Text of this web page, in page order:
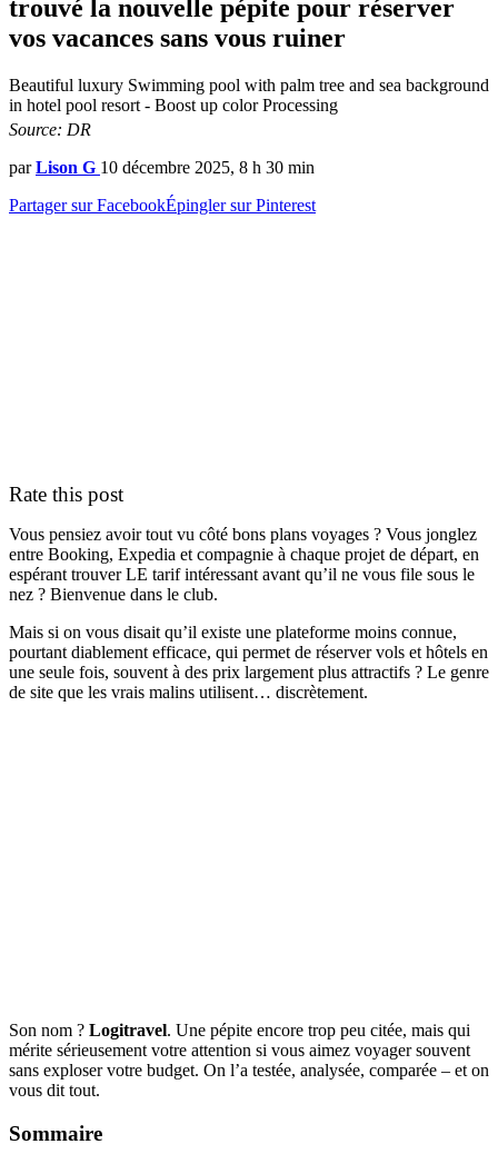
trouvé la nouvelle pépite pour réserver
vos vacances sans vous ruiner
Beautiful luxury Swimming pool with palm tree and sea background
in hotel pool resort - Boost up color Processing
Source: DR
par Lison G 10 décembre 2025, 8 h 30 min
Partager sur FacebookÉpingler sur Pinterest
Rate this post
Vous pensiez avoir tout vu côté bons plans voyages ? Vous jonglez
entre Booking, Expedia et compagnie à chaque projet de départ, en
espérant trouver LE tarif intéressant avant qu’il ne vous file sous le
nez ? Bienvenue dans le club.
Mais si on vous disait qu’il existe une plateforme moins connue,
pourtant diablement efficace, qui permet de réserver vols et hôtels en
une seule fois, souvent à des prix largement plus attractifs ? Le genre
de site que les vrais malins utilisent… discrètement.
Son nom ? Logitravel. Une pépite encore trop peu citée, mais qui
mérite sérieusement votre attention si vous aimez voyager souvent
sans exploser votre budget. On l’a testée, analysée, comparée – et on
vous dit tout.
Sommaire